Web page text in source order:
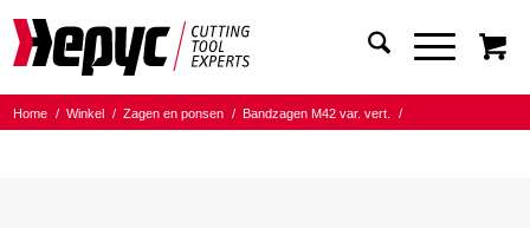
Home / Winkel / Zagen en ponsen / Bandzagen M42 var. vert.
/